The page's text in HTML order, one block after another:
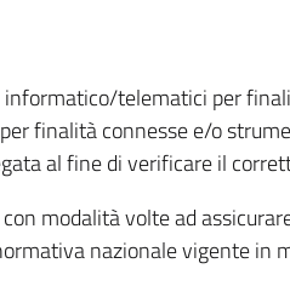
telematici per
finalità connesse e/o
al fine di verificare il
modalità volte ad
nazionale vigente in